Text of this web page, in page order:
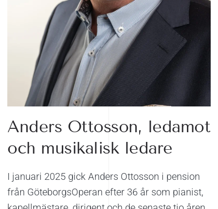
Anders Ottosson, ledamot
och musikalisk ledare
I januari 2025 gick Anders Ottosson i pension
från GöteborgsOperan efter 36 år som pianist,